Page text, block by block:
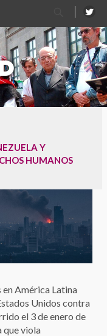
Buscar
por:
Y
HUMANOS
América Latina
Unidos contra
el 3 de enero de
que viola